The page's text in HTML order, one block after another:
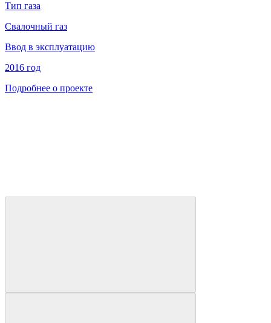
Тип газа
Свалочный газ
Ввод в эксплуатацию
2016 год
Подробнее о проекте